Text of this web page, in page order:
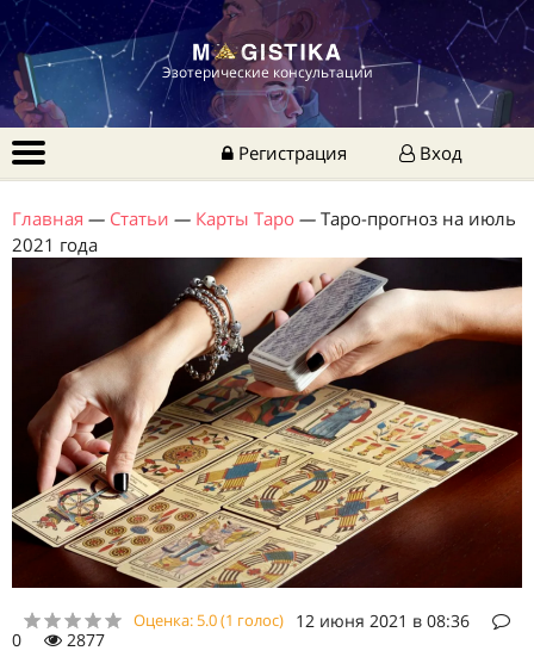
Эзотерические консультации
Регистрация Вход
Главная — Статьи — Карты Таро — Таро-прогноз на июль
2021 года
Оценка:5.0(1 голос)
12 июня 2021 в 08:36
0
2877